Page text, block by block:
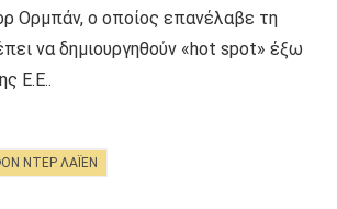
Ορμπάν, ο οποίος επανέλαβε τη
να δημιουργηθούν «hot spot» έξω
Ε.Ε..
ΝΤΕΡ ΛΆΙΕΝ